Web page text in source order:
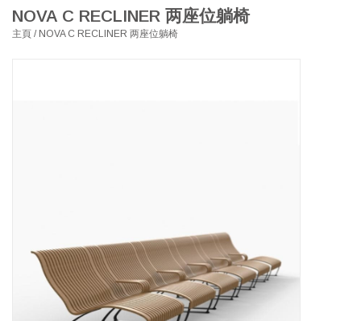
MANKS ANTIQUES 古董
LATEST ARRIVALS 最新扺港
MATER 系列
NOVA C RECLINER 两座位躺椅
主頁 / NOVA C RECLINER 两座位躺椅